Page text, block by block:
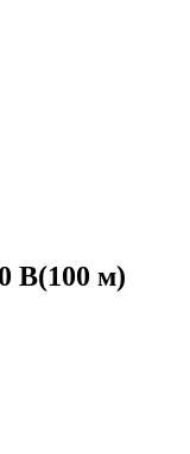
В(100 м)